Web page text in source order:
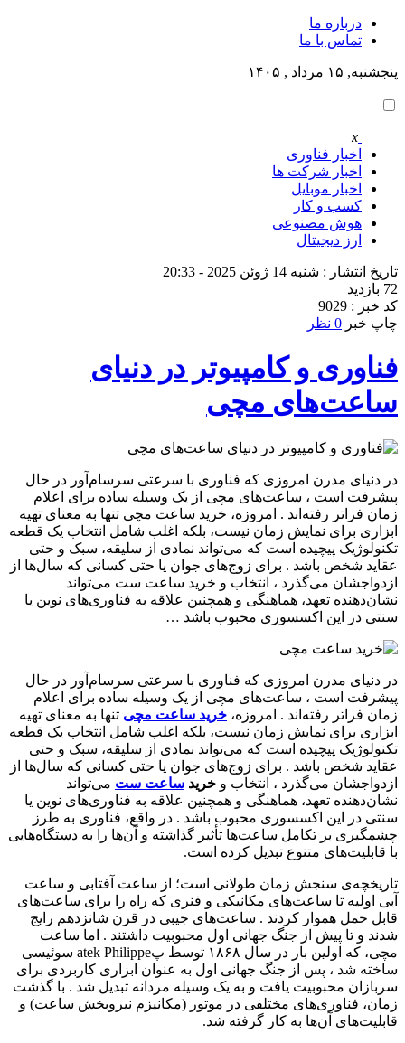
درباره ما
تماس با ما
پنجشنبه, ۱۵ مرداد , ۱۴۰۵
x
اخبار فناوری
اخبار شرکت ها
اخبار موبایل
کسب و کار
هوش مصنوعی
ارز دیجیتال
تاریخ انتشار : شنبه 14 ژوئن 2025 - 20:33
72 بازدید
کد خبر : 9029
چاپ خبر 0 نظر
فناوری و کامپیوتر در دنیای
ساعت‌های مچی
در دنیای مدرن امروزی که فناوری با سرعتی سرسام‌آور در حال
پیشرفت است ، ساعت‌های مچی از یک وسیله ساده برای اعلام
زمان فراتر رفته‌اند . امروزه، خرید ساعت مچی تنها به معنای تهیه
ابزاری برای نمایش زمان نیست، بلکه اغلب شامل انتخاب یک قطعه
تکنولوژیک پیچیده است که می‌تواند نمادی از سلیقه، سبک و حتی
عقاید شخص باشد . برای زوج‌های جوان یا حتی کسانی که سال‌ها از
ازدواجشان می‌گذرد ، انتخاب و خرید ساعت ست می‌تواند
نشان‌دهنده تعهد، هماهنگی و همچنین علاقه به فناوری‌های نوین یا
سنتی در این اکسسوری محبوب باشد …
در دنیای مدرن امروزی که فناوری با سرعتی سرسام‌آور در حال
پیشرفت است ، ساعت‌های مچی از یک وسیله ساده برای اعلام
زمان فراتر رفته‌اند . امروزه، خرید ساعت مچی تنها به معنای تهیه
ابزاری برای نمایش زمان نیست، بلکه اغلب شامل انتخاب یک قطعه
تکنولوژیک پیچیده است که می‌تواند نمادی از سلیقه، سبک و حتی
عقاید شخص باشد . برای زوج‌های جوان یا حتی کسانی که سال‌ها از
ازدواجشان می‌گذرد ، انتخاب و خرید ساعت ست می‌تواند
نشان‌دهنده تعهد، هماهنگی و همچنین علاقه به فناوری‌های نوین یا
سنتی در این اکسسوری محبوب باشد . در واقع، فناوری به طرز
چشمگیری بر تکامل ساعت‌ها تأثیر گذاشته و آن‌ها را به دستگاه‌هایی
با قابلیت‌های متنوع تبدیل کرده است.
تاریخچه‌ی سنجش زمان طولانی است؛ از ساعت آفتابی و ساعت
آبی اولیه تا ساعت‌های مکانیکی و فنری که راه را برای ساعت‌های
قابل حمل هموار کردند . ساعت‌های جیبی در قرن شانزدهم رایج
شدند و تا پیش از جنگ جهانی اول محبوبیت داشتند . اما ساعت
مچی، که اولین بار در سال ۱۸۶۸ توسط پatek Philippe سوئیسی
ساخته شد ، پس از جنگ جهانی اول به عنوان ابزاری کاربردی برای
سربازان محبوبیت یافت و به یک وسیله مردانه تبدیل شد . با گذشت
زمان، فناوری‌های مختلفی در موتور (مکانیزم نیروبخش ساعت) و
قابلیت‌های آن‌ها به کار گرفته شد.